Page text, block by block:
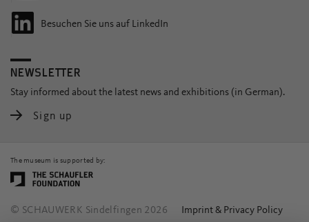
Besuchen Sie uns auf LinkedIn
NEWSLETTER
Stay informed about the latest news and exhibitions (in German).
Sign up
The museum is supported by:
© SCHAUWERK Sindelfingen 2026 Imprint & Privacy Policy